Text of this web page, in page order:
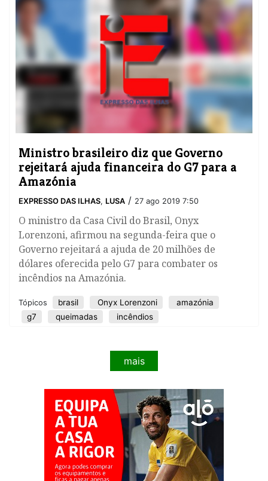
Ministro brasileiro diz que Governo
rejeitará ajuda financeira do G7 para a
Amazónia
EXPRESSO DAS ILHAS, LUSA / 27 ago 2019 7:50
​O ministro da Casa Civil do Brasil, Onyx
Lorenzoni, afirmou na segunda-feira que o
Governo rejeitará a ajuda de 20 milhões de
dólares oferecida pelo G7 para combater os
incêndios na Amazónia.
Tópicos brasil Onyx Lorenzoni
amazónia
g7
queimadas incêndios
mais